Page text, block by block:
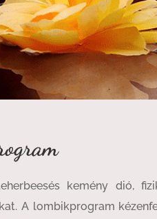
kemény dió,
A lombikprogram